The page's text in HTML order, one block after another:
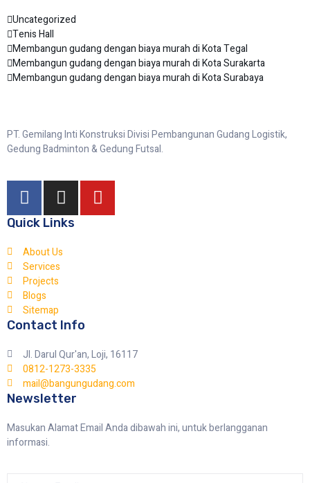
Uncategorized
Tenis Hall
Membangun gudang dengan biaya murah di Kota Tegal
Membangun gudang dengan biaya murah di Kota Surakarta
Membangun gudang dengan biaya murah di Kota Surabaya
PT. Gemilang Inti Konstruksi Divisi Pembangunan Gudang Logistik,
Gedung Badminton & Gedung Futsal.
Quick Links
About Us
Services
Projects
Blogs
Sitemap
Contact Info
Jl. Darul Qur'an, Loji, 16117
0812-1273-3335
mail@bangungudang.com
Newsletter
Masukan Alamat Email Anda dibawah ini, untuk berlangganan
informasi.